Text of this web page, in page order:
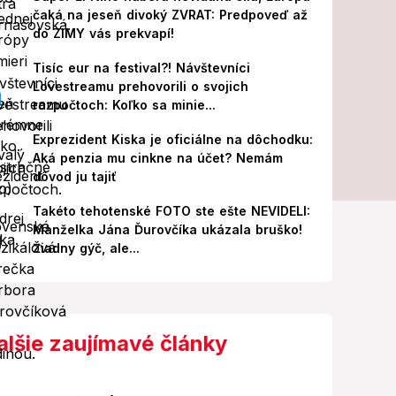
čaká na jeseň divoký ZVRAT: Predpoveď až
do ZIMY vás prekvapí!
Tisíc eur na festival?! Návštevníci
Lovestreamu prehovorili o svojich
rozpočtoch: Koľko sa minie...
Exprezident Kiska je oficiálne na dôchodku:
Aká penzia mu cinkne na účet? Nemám
dôvod ju tajiť
Takéto tehotenské FOTO ste ešte NEVIDELI:
Manželka Jána Ďurovčíka ukázala bruško!
Žiadny gýč, ale...
zaujímavé články
Foto